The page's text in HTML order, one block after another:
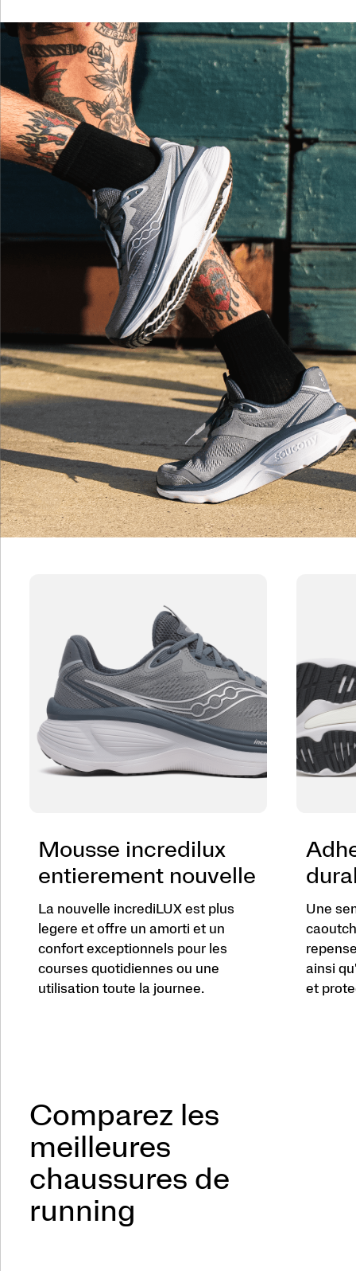
Mousse incredilux
entierement nouvelle
La nouvelle incrediLUX est plus
legere et offre un amorti et un
confort exceptionnels pour les
courses quotidiennes ou une
utilisation toute la journee.
Une
ainsi
et
Comparez les
meilleures
chaussures de
running